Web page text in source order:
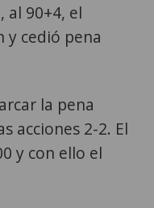
al 90+4, el
cedió pena
la pena
acciones 2-2. El
y con ello el